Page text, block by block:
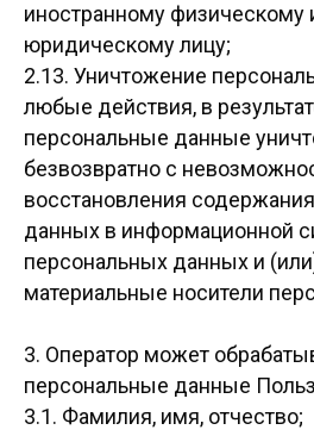
иностранному физическому
юридическому лицу;
2.13. Уничтожение
любые действия, в
персональные данные
безвозвратно с
восстановления
данных в информационной
персональных данных и
материальные носители
3. Оператор может
персональные данные
3.1. Фамилия, имя, отчество;